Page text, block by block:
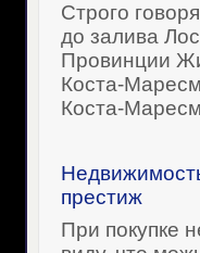
Строго
до залива
Провинции
Коста-
Коста-
престиж
При покупке